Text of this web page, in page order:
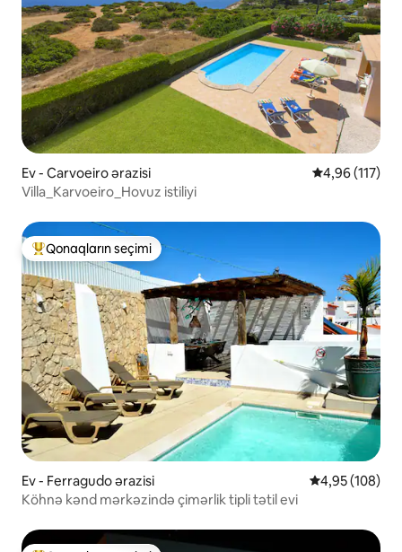
Ev - Carvoeiro ərazisi Ortalama
4,96 (117)
Villa_Karvoeiro_Hovuz istiliyi
Populyar "Qonaqların seçimi"
Qonaqların seçimi
Ev - Ferragudo ərazisi Ortalama
4,95 (108)
Köhnə kənd mərkəzində çimərlik tipli tətil evi